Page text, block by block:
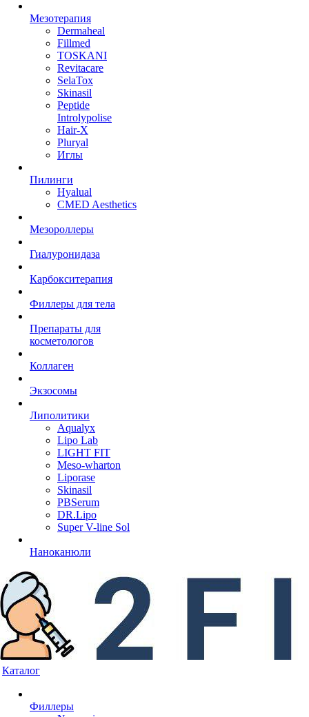
Мезотерапия
Dermaheal
Fillmed
TOSKANI
Revitacare
SelaTox
Skinasil
Peptide
Introlypolise
Hair-X
Pluryal
Иглы
Пилинги
Hyalual
CMED Aesthetics
Мезороллеры
Гиалуронидаза
Карбокситерапия
Филлеры для тела
Препараты для
косметологов
Коллаген
Экзосомы
Липолитики
Aqualyx
Lipo Lab
LIGHT FIT
Meso-wharton
Liporase
Skinasil
PBSerum
DR.Lipo
Super V-line Sol
Наноканюли
Каталог
Филлеры